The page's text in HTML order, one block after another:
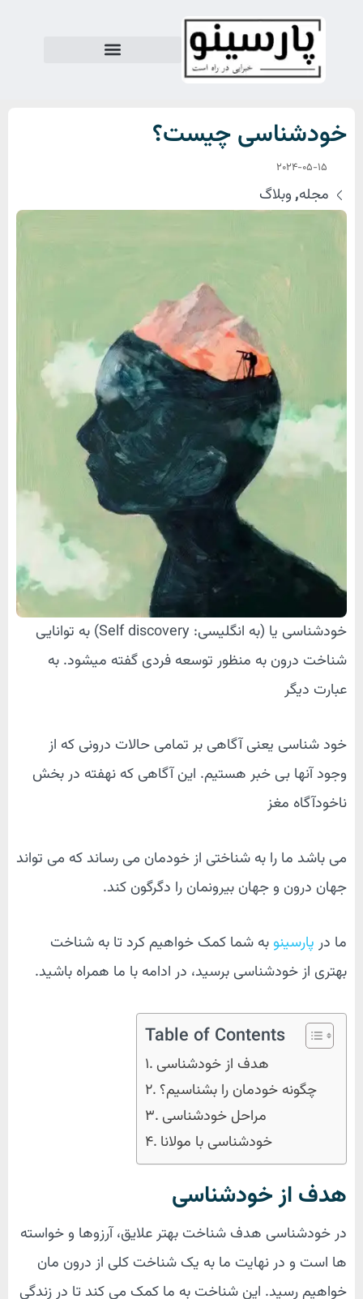
خودشناسی چیست؟
2024-05-15
مجله,وبلاگ
خودشناسی یا (به انگلیسی: Self discovery) به توانایی
شناخت درون به منظور توسعه فردی گفته میشود. به
عبارت دیگر
خود شناسی یعنی آگاهی بر تمامی حالات درونی که از
وجود آنها بی خبر هستیم. این آگاهی که نهفته در بخش
ناخودآگاه مغز
می باشد ما را به شناختی از خودمان می رساند که می تواند
جهان درون و جهان بیرونمان را دگرگون کند.
ما در پارسینو به شما کمک خواهیم کرد تا به شناخت
بهتری از خودشناسی برسید، در ادامه با ما همراه باشید.
Table of Contents
هدف از خودشناسی
چگونه خودمان را بشناسیم؟
مراحل خودشناسی
خودشناسی با مولانا
هدف از خودشناسی
در خودشناسی هدف شناخت بهتر علایق، آرزوها و خواسته
ها است و در نهایت ما به یک شناخت کلی از درون مان
خواهیم رسید. این شناخت به ما کمک می کند تا در زندگی